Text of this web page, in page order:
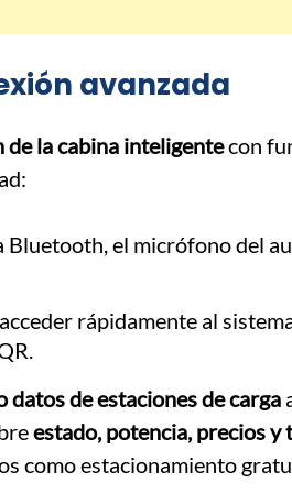
avanzada
la cabina inteligentecon
el micrófono del
rápidamente al
de estaciones de carga
estado, potencia, precios
como estacionamiento